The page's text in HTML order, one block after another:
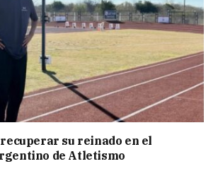
su reinado en el
de Atletismo